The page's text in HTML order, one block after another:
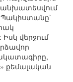
Պակիստանը`
վերջում
քեմալական